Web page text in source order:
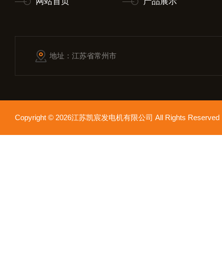
地址：江苏省常州市
Copyright © 2026江苏凯宸发电机有限公司 All Rights